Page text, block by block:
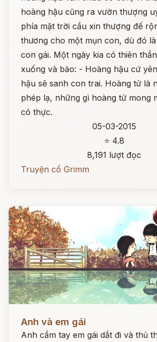
hoàng hậu cũng ra vườn thượng
phía mặt trời cầu xin thượng đế
thương cho một mụn con, dù đó
con gái. Một ngày kia có thiên
xuống và bảo: - Hoàng hậu cứ
hậu sẽ sanh con trai. Hoàng tử là
phép lạ, những gì hoàng tử mong
có thực.
05-03-2015
⭐ 4.8
8,191 lượt đọc
Truyện cổ Grimm
Anh và em gái
Anh cầm tay em gái dắt đi và thủ